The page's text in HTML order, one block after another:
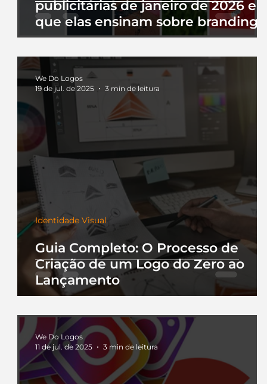
publicitárias de janeiro de 2026 e
que elas ensinam sobre branding
Guia Completo: O Processo de
Criação de um Logo do Zero ao
Lançamento
Identidade Visual
We Do Logos
19 de jul. de 2025
3 min de leitura
We Do Logos
11 de jul. de 2025
3 min de leitura